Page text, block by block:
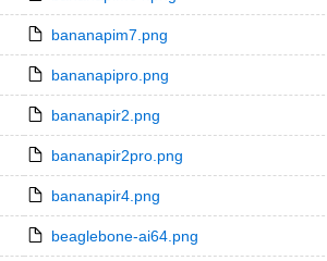
bananapim7.png
bananapipro.png
bananapir2.png
bananapir2pro.png
bananapir4.png
beaglebone-ai64.png